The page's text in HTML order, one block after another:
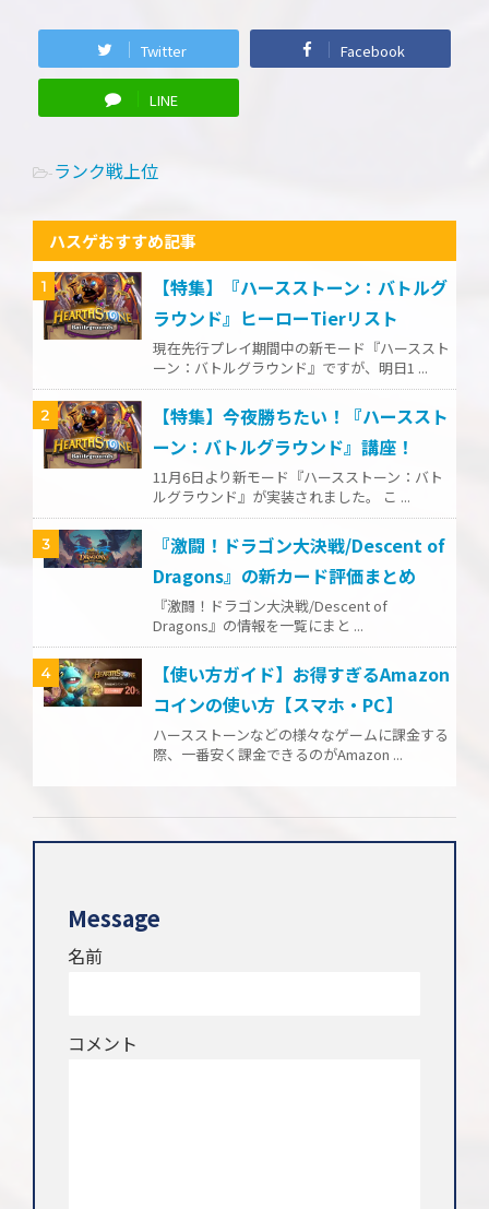
Twitter Facebook
LINE
-ランク戦上位
ハスゲおすすめ記事
1
【特集】『ハースストーン：バトルグ
ラウンド』ヒーローTierリスト
現在先行プレイ期間中の新モード『ハーススト
ーン：バトルグラウンド』ですが、明日1 ...
2
【特集】今夜勝ちたい！『ハーススト
ーン：バトルグラウンド』講座！
11月6日より新モード『ハースストーン：バト
ルグラウンド』が実装されました。 こ ...
3
『激闘！ドラゴン大決戦/Descent of
Dragons』の新カード評価まとめ
『激闘！ドラゴン大決戦/Descent of
Dragons』の情報を一覧にまと ...
4
【使い方ガイド】お得すぎるAmazon
コインの使い方【スマホ・PC】
ハースストーンなどの様々なゲームに課金する
際、一番安く課金できるのがAmazon ...
Message
名前
コメント